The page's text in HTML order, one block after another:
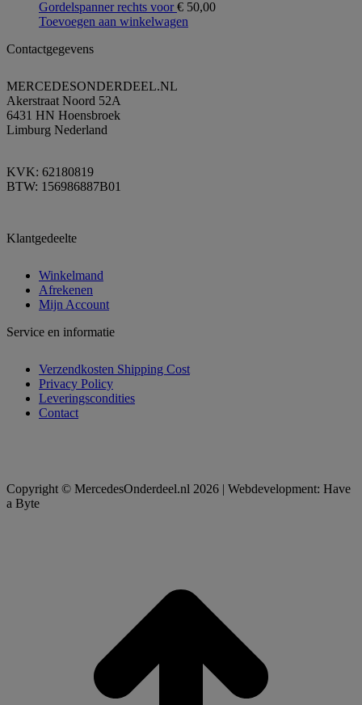
Gordelspanner rechts voor€ 50,00
Toevoegen aan winkelwagen
Contactgegevens
MERCEDESONDERDEEL.NL
Akerstraat Noord 52A
6431 HN Hoensbroek
Limburg Nederland
KVK: 62180819
BTW: 156986887B01
Klantgedeelte
Winkelmand
Afrekenen
Mijn Account
Service en informatie
Verzendkosten Shipping Cost
Privacy Policy
Leveringscondities
Contact
Copyright © MercedesOnderdeel.nl 2026 | Webdevelopment: Have
a Byte